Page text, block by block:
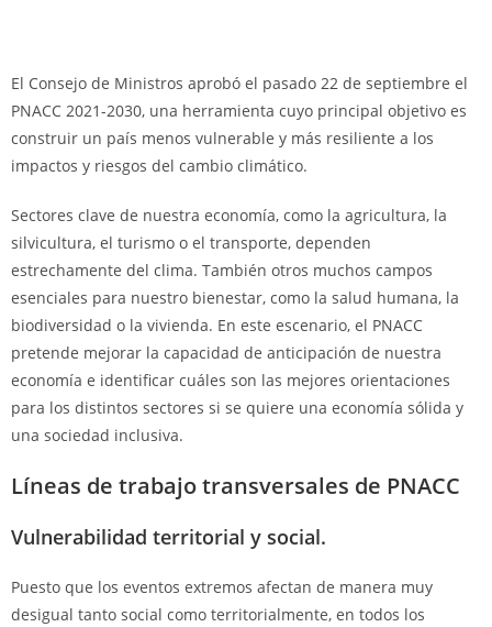
El Consejo de Ministros aprobó el pasado 22 de septiembre el
PNACC 2021-2030, una herramienta cuyo principal objetivo es
construir un país menos vulnerable y más resiliente a los
impactos y riesgos del cambio climático.
Sectores clave de nuestra economía, como la agricultura, la
silvicultura, el turismo o el transporte, dependen
estrechamente del clima. También otros muchos campos
esenciales para nuestro bienestar, como la salud humana, la
biodiversidad o la vivienda. En este escenario, el PNACC
pretende mejorar la capacidad de anticipación de nuestra
economía e identificar cuáles son las mejores orientaciones
para los distintos sectores si se quiere una economía sólida y
una sociedad inclusiva.
Líneas de trabajo transversales de PNACC
Vulnerabilidad territorial y social.
Puesto que los eventos extremos afectan de manera muy
desigual tanto social como territorialmente, en todos los